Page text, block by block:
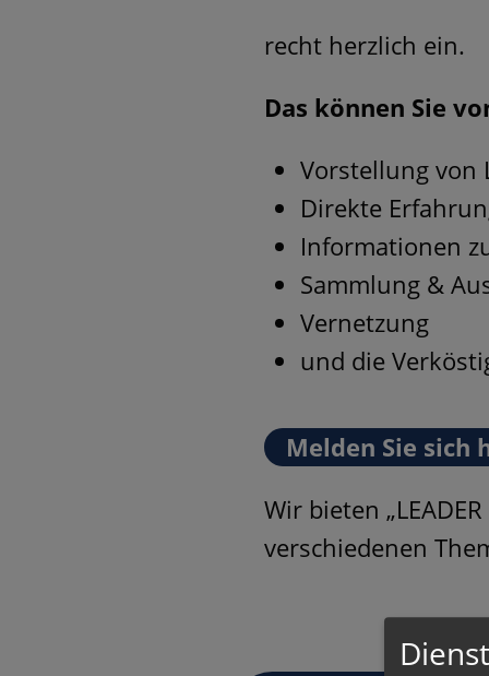
recht herzlich ein.
Das können Sie
Vorstellung von
Direkte
Informationen
Sammlung &
Vernetzung
und die
Melden Sie sich
Wir bieten
verschiedenen